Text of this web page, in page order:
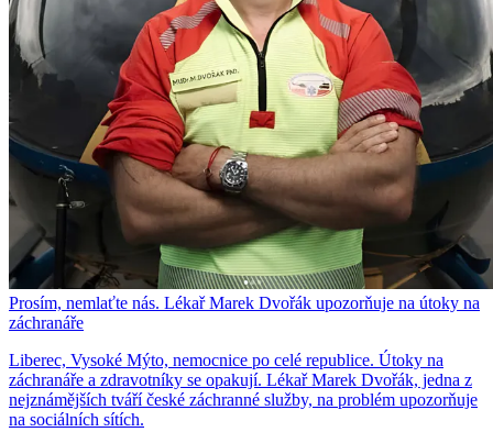
Prosím, nemlaťte nás. Lékař Marek Dvořák upozorňuje na útoky na
záchranáře
Liberec, Vysoké Mýto, nemocnice po celé republice. Útoky na
záchranáře a zdravotníky se opakují. Lékař Marek Dvořák, jedna z
nejznámějších tváří české záchranné služby, na problém upozorňuje
na sociálních sítích.